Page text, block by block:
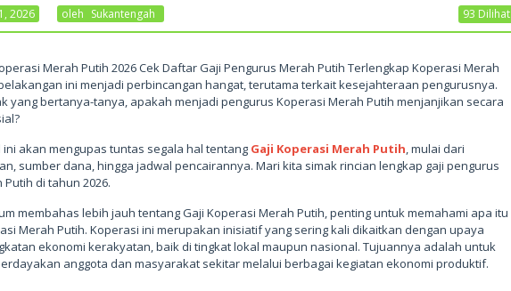
2026 Oleh Sukantengah 93 Dilihat
Merah Putih 2026 Cek Daftar Gaji Pengurus Merah Putih Terlengkap Koperasi Merah
ini menjadi perbincangan hangat, terutama terkait kesejahteraan pengurusnya.
yang bertanya-tanya, apakah menjadi pengurus Koperasi Merah Putih menjanjikan secara
ini akan mengupas tuntas segala hal tentang Gaji Koperasi Merah Putih, mulai dari
sumber dana, hingga jadwal pencairannya. Mari kita simak rincian lengkap gaji pengurus
Putih di tahun 2026.
membahas lebih jauh tentang Gaji Koperasi Merah Putih, penting untuk memahami apa itu
Merah Putih. Koperasi ini merupakan inisiatif yang sering kali dikaitkan dengan upaya
ekonomi kerakyatan, baik di tingkat lokal maupun nasional. Tujuannya adalah untuk
anggota dan masyarakat sekitar melalui berbagai kegiatan ekonomi produktif.